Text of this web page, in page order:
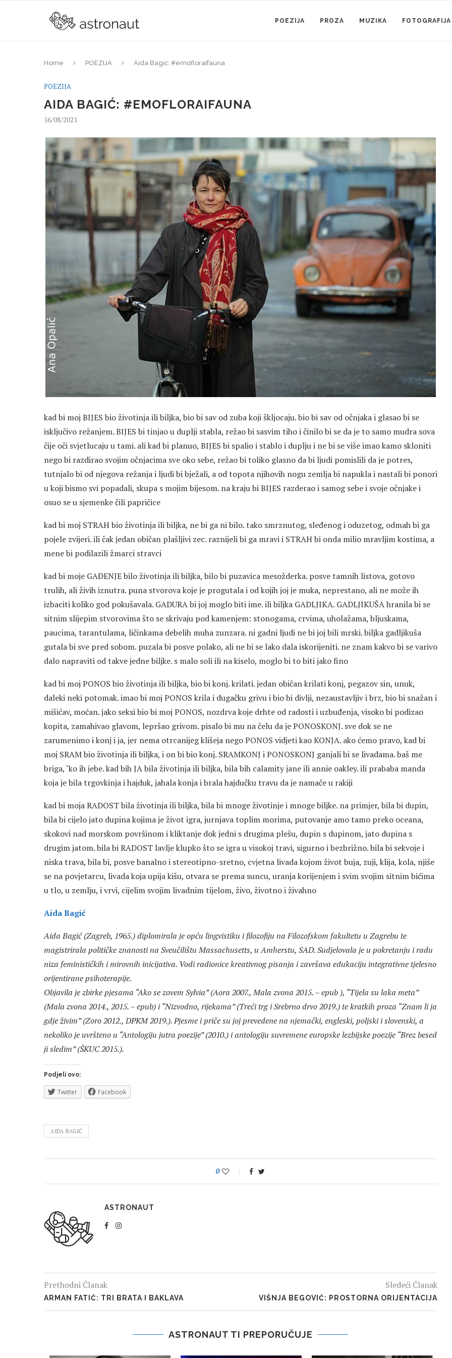
POEZIJA PROZA MUZIKA FOTOGRAFIJA
Home POEZIJA Aida Bagić: #emofloraifauna
POEZIJA
AIDA BAGIĆ: #EMOFLORAIFAUNA
16/08/2021
kad bi moj BIJES bio životinja ili biljka, bio bi sav od zuba koji škljocaju. bio bi sav od očnjaka i glasao bi se
isključivo režanjem. BIJES bi tinjao u duplji stabla, režao bi sasvim tiho i činilo bi se da je to samo mudra sova
čije oči svjetlucaju u tami. ali kad bi planuo, BIJES bi spalio i stablo i duplju i ne bi se više imao kamo skloniti
nego bi razdirao svojim očnjacima sve oko sebe, režao bi toliko glasno da bi ljudi pomislili da je potres,
tutnjalo bi od njegova režanja i ljudi bi bježali, a od topota njihovih nogu zemlja bi napukla i nastali bi ponori
u koji bismo svi popadali, skupa s mojim bijesom. na kraju bi BIJES razderao i samog sebe i svoje očnjake i
osuo se u sjemenke čili papričice
kad bi moj STRAH bio životinja ili biljka, ne bi ga ni bilo. tako smrznutog, sleđenog i oduzetog, odmah bi ga
pojele zvijeri. ili čak jedan običan plašljivi zec. raznijeli bi ga mravi i STRAH bi onda milio mravljim kostima, a
mene bi podilazili žmarci stravci
kad bi moje GAĐENJE bilo životinja ili biljka, bilo bi puzavica mesožderka. posve tamnih listova, gotovo
trulih, ali živih iznutra. puna stvorova koje je progutala i od kojih joj je muka, neprestano, ali ne može ih
izbaciti koliko god pokušavala. GADURA bi joj moglo biti ime. ili biljka GADLJIKA. GADLJIKUŠA hranila bi se
sitnim slijepim stvorovima što se skrivaju pod kamenjem: stonogama, crvima, uholažama, bljuskama,
paucima, tarantulama, ličinkama debelih muha zunzara. ni gadni ljudi ne bi joj bili mrski. biljka gadljikuša
gutala bi sve pred sobom. puzala bi posve polako, ali ne bi se lako dala iskorijeniti. ne znam kakvo bi se varivo
dalo napraviti od takve jedne biljke. s malo soli ili na kiselo, moglo bi to biti jako fino
kad bi moj PONOS bio životinja ili biljka, bio bi konj. krilati. jedan običan krilati konj, pegazov sin, unuk,
daleki neki potomak. imao bi moj PONOS krila i dugačku grivu i bio bi divlji, nezaustavljiv i brz, bio bi snažan i
mišićav, moćan. jako seksi bio bi moj PONOS, nozdrva koje drhte od radosti i uzbuđenja, visoko bi podizao
kopita, zamahivao glavom, lepršao grivom. pisalo bi mu na čelu da je PONOSKONJ. sve dok se ne
zarumenimo i konj i ja, jer nema otrcanijeg klišeja nego PONOS vidjeti kao KONJA. ako ćemo pravo, kad bi
moj SRAM bio životinja ili biljka, i on bi bio konj. SRAMKONJ i PONOSKONJ ganjali bi se livadama. baš me
briga, ‘ko ih jebe. kad bih JA bila životinja ili biljka, bila bih calamity jane ili annie oakley. ili prababa manda
koja je bila trgovkinja i hajduk, jahala konja i brala hajdučku travu da je namače u rakiji
kad bi moja RADOST bila životinja ili biljka, bila bi mnoge životinje i mnoge biljke. na primjer, bila bi dupin,
bila bi cijelo jato dupina kojima je život igra, jurnjava toplim morima, putovanje amo tamo preko oceana,
skokovi nad morskom površinom i kliktanje dok jedni s drugima plešu, dupin s dupinom, jato dupina s
drugim jatom. bila bi RADOST lavlje klupko što se igra u visokoj travi, sigurno i bezbrižno. bila bi sekvoje i
niska trava, bila bi, posve banalno i stereotipno-sretno, cvjetna livada kojom život buja, zuji, klija, kola, njiše
se na povjetarcu, livada koja upija kišu, otvara se prema suncu, uranja korijenjem i svim svojim sitnim bićima
u tlo, u zemlju, i vrvi, cijelim svojim livadnim tijelom, živo, životno i živahno
Aida Bagić
Aida Bagić (Zagreb, 1965.) diplomirala je opću lingvistiku i filozofiju na Filozofskom fakultetu u Zagrebu te
magistrirala političke znanosti na Sveučilištu Massachusetts, u Amherstu, SAD. Sudjelovala je u pokretanju i radu
niza feminističkih i mirovnih inicijativa. Vodi radionice kreativnog pisanja i završava edukaciju integrativne tjelesno
orijentirane psihoterapije.
Objavila je zbirke pjesama “Ako se zovem Sylvia” (Aora 2007., Mala zvona 2015. – epub ), “Tijela su laka meta”
(Mala zvona 2014., 2015. – epub) i “Nizvodno, rijekama” (Treći trg i Srebrno drvo 2019.) te kratkih proza “Znam li ja
gdje živim” (Zoro 2012., DPKM 2019.). Pjesme i priče su joj prevedene na njemački, engleski, poljski i slovenski, a
nekoliko je uvršteno u “Antologiju jutra poezije” (2010.) i antologiju suvremene europske lezbijske poezije “Brez besed
ji sledim” (ŠKUC 2015.).
Podjeli ovo:
Twitter Facebook
AIDA BAGIĆ
0
ASTRONAUT
Prethodni Članak
ARMAN FATIĆ: TRI BRATA I BAKLAVA
Sledeći Članak
VIŠNJA BEGOVIĆ: PROSTORNA ORIJENTACIJA
ASTRONAUT TI PREPORUČUJE